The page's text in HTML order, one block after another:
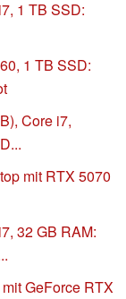
1 TB SSD:
1 TB SSD:
Core i7,
mit RTX 5070
32 GB RAM:
GeForce RTX